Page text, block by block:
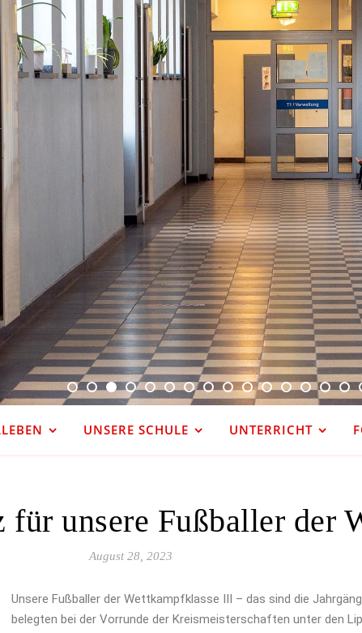
UNSERE SCHULE UNTERRICHT
für unsere Fußballer der
August 28, 2023
Unsere Fußballer der Wettkampfklasse III – das sind die
belegten bei der Vorrunde der Kreismeisterschaften unter den